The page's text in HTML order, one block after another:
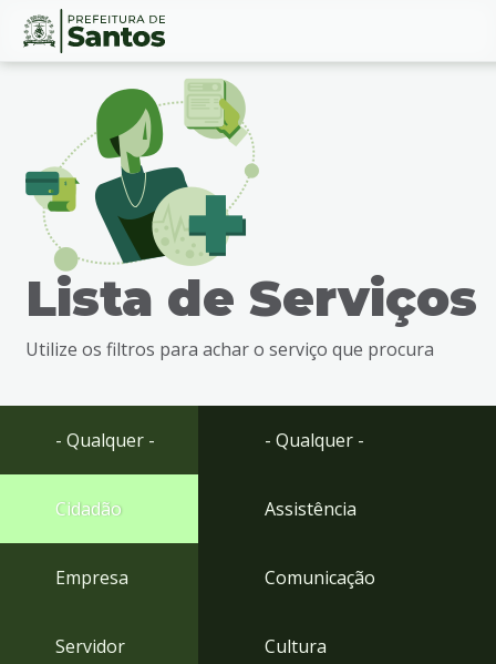
Ir
busca
Ir
rodapé
Conteúdo
Lista de Serviços
Utilize os filtros para achar o serviço que procura
- Qualquer -
Cidadão
Empresa
Servidor
- Qualquer -
Assistência
Comunicação
Cultura